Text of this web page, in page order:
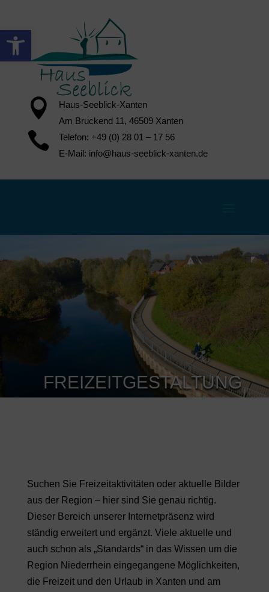
Werkzeugleiste öffnen

Haus-Seeblick-Xanten
Am Bruckend 11, 46509 Xanten

Telefon: +49 (0) 28 01 – 17 56
E-Mail: info@haus-seeblick-xanten.de
FREIZEITGESTALTUNG
Suchen Sie Freizeitaktivitäten oder aktuelle Bilder
aus der Region – hier sind Sie genau richtig.
Dieser Bereich unserer Internetpräsenz wird
ständig erweitert und ergänzt. Viele aktuelle und
auch schon als „Standards“ in das Wissen um die
Region Niederrhein eingegangene Möglichkeiten,
die Freizeit und den Urlaub in Xanten und am